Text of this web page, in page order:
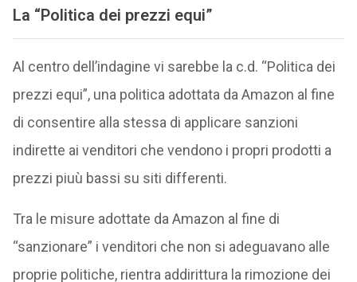
La “Politica dei prezzi equi”
Al centro dell’indagine vi sarebbe la c.d. “Politica dei
prezzi equi”, una politica adottata da Amazon al fine
di consentire alla stessa di applicare sanzioni
indirette ai venditori che vendono i propri prodotti a
prezzi piuù bassi su siti differenti.
Tra le misure adottate da Amazon al fine di
“sanzionare” i venditori che non si adeguavano alle
proprie politiche, rientra addirittura la rimozione dei